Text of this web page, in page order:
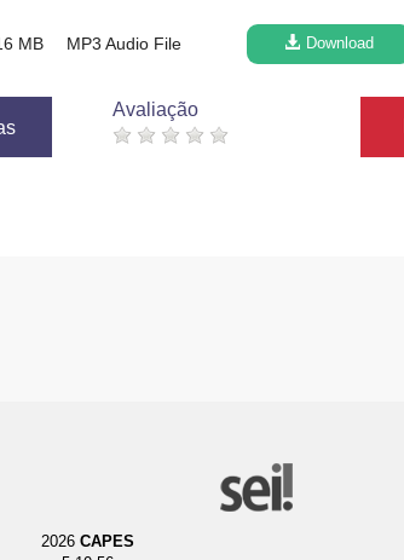
MB MP3 Audio File Download
Avaliação
2026 CAPES